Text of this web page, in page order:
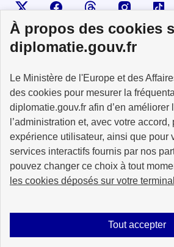
À propos des cookies
diplomatie.gouv.fr
Le Ministère de l'Europe et des
des cookies pour mesurer la
diplomatie.gouv.fr afin d’en améliorer
l’administration et, avec votre
expérience utilisateur, ainsi que pour
services interactifs fournis par nos
pouvez changer ce choix à tout
les cookies déposés sur votre terminal
Tout accepter
Visiter la page XSuivez-nous sur
Visiter leVisiter
MINISTÈRE
DE L'EUROPE
ET DES AFFAIRES
ÉTRANGÈRES
info.gouv.fr service-public.fr
Plan du site Accessibilité : partiellement